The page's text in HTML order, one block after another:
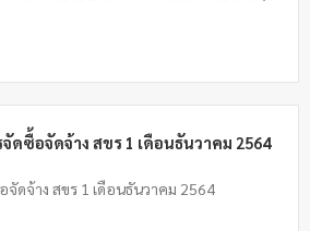
ดซื้อจัดจ้าง สขร 1 เดือนธันวาคม 2564
ดจ้าง สขร 1 เดือนธันวาคม 2564